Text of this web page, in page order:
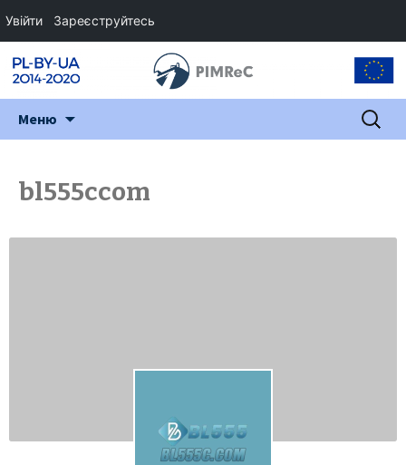
Меню Пошук:
bl555ccom
Увійти Зареєструйтесь